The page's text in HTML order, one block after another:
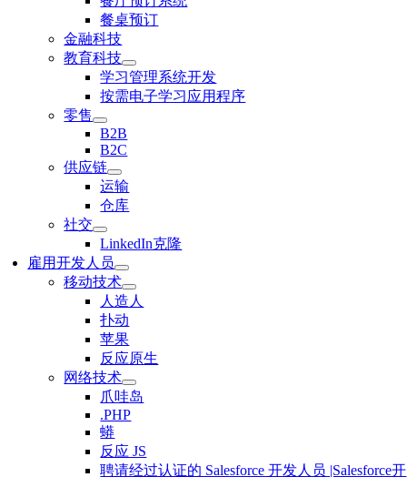
餐桌预订
金融科技
教育科技
学习管理系统开发
按需电子学习应用程序
零售
B2B
B2C
供应链
运输
仓库
社交
LinkedIn克隆
雇用开发人员
移动技术
人造人
扑动
苹果
反应原生
网络技术
爪哇岛
.PHP
蟒
反应 JS
聘请经过认证的 Salesforce 开发人员 |Salesforce开